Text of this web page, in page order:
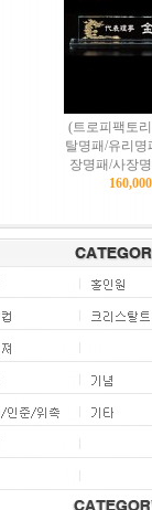
(트로피팩토
탈명패/유리명
장명패/사장